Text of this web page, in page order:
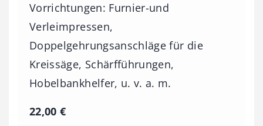
Vorrichtungen: Furnier-und
Verleimpressen,
Doppelgehrungsanschläge für die
Kreissäge, Schärfführungen,
Hobelbankhelfer, u. v. a. m.
22,00€